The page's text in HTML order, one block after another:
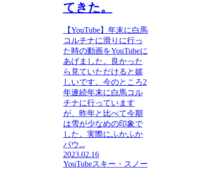
てきた。
【YouTube】年末に白馬
コルチナに滑りに行っ
た時の動画をYouTubeに
あげました。良かった
ら見ていただけると嬉
しいです。今のところ2
年連続年末に白馬コル
チナに行っています
が、昨年と比べて今期
は雪が少なめの印象で
した。実際にふかふか
パウ...
2023.02.16
YouTubeスキー・スノー